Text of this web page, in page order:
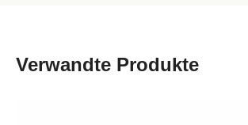
Verwandte Produkte